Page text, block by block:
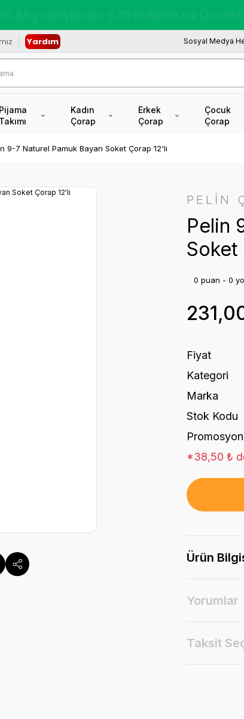
Yardım Sosyal Medya
Pijama
Takımı
Kadın
Çorap
Erkek
Çorap
Çocuk
Çorap
9-7 Naturel Pamuk Bayan Soket Çorap 12'li
PELİN
Pelin
Soket
0 puan - 0
Fiyat
Kategori
Marka
Stok Kodu
Promosyon
*38,50 ₺
Ürün
Yorumlar
Taksit